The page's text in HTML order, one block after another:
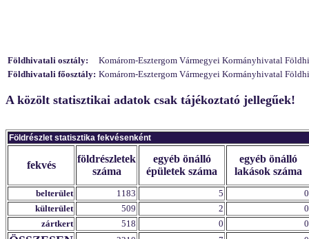
Földhivatali osztály:
Komárom-Esztergom Vármegyei Kormányhivatal
Földhivatali főosztály: Komárom-Esztergom Vármegyei Kormányhivatal
A közölt statisztikai adatok csak tájékoztató jellegűek!
Földrészlet statisztika fekvésenként
fekvés
földrészletek
száma
egyéb önálló
épületek száma
egyéb önálló
lakások száma
belterület 1183 5
0
külterület
509 2
0
zártkert
518 0 0